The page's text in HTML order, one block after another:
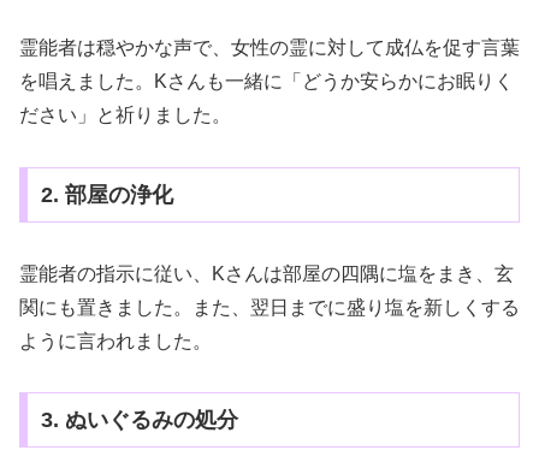
霊能者は穏やかな声で、女性の霊に対して成仏を促す言葉
を唱えました。Kさんも一緒に「どうか安らかにお眠りく
ださい」と祈りました。
2. 部屋の浄化
霊能者の指示に従い、Kさんは部屋の四隅に塩をまき、玄
関にも置きました。また、翌日までに盛り塩を新しくする
ように言われました。
3. ぬいぐるみの処分